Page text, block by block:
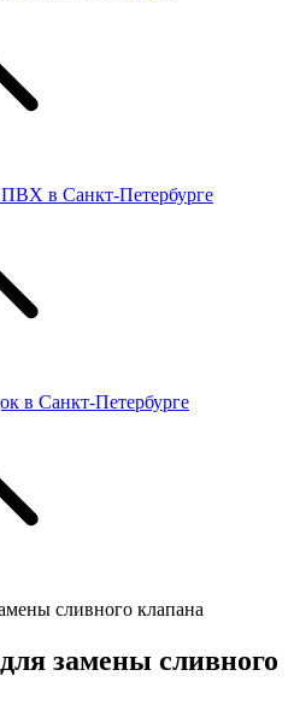
ПВХ в Санкт-Петербурге
в Санкт-Петербурге
сливного клапана
замены сливного